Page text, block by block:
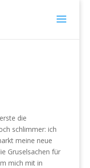
die
schlimmer: ich
meine neue
Gruselsachen für
mich mit in